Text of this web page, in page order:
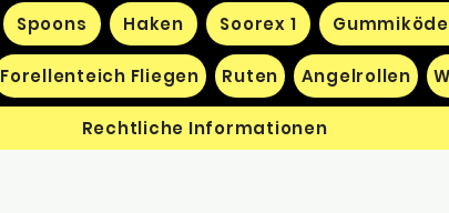
Spoons Haken Soorex 1
Forellenteich Fliegen Ruten Angelrollen
Rechtliche Informationen